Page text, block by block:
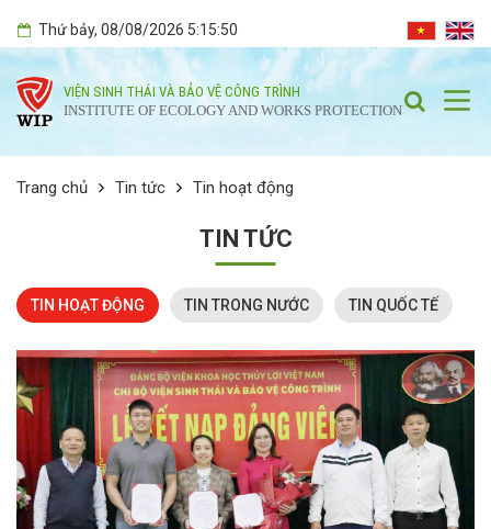
Thứ bảy, 08/08/2026 5:15:50
VIỆN SINH THÁI VÀ BẢO VỆ CÔNG TRÌNH
INSTITUTE OF ECOLOGY AND WORKS PROTECTION
Trang chủ Tin tức Tin hoạt động
TIN TỨC
TIN HOẠT ĐỘNG TIN TRONG NƯỚC TIN QUỐC TẾ